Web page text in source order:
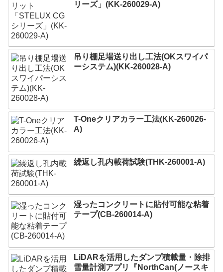
リーズ」(KK-260029-A)
吊り棚足場送り出し工法(OKスワイパ
ーシステム)(KK-260028-A)
T-Oneクリアカラー工法(KK-260026-
A)
繰返し孔内載荷試験(THK-260001-A)
湿ったコンクリートに貼付可能な粘着
テープ(CB-260014-A)
LiDARを活用したダンプ積載量・除排
雪量計測アプリ『NorthCan(ノースキ